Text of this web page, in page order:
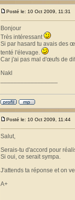
Posté le: 10 Oct 2009, 11:31
Bonjour
Très intéressant
Si par hasard tu avais des
tenté l'élevage.
Car j'ai pas mal d'œufs de
Nakl
Posté le: 10 Oct 2009, 11:44
Salut,
Serais-tu d'accord pour
Si oui, ce serait sympa.
J'attends ta réponse et on
A+